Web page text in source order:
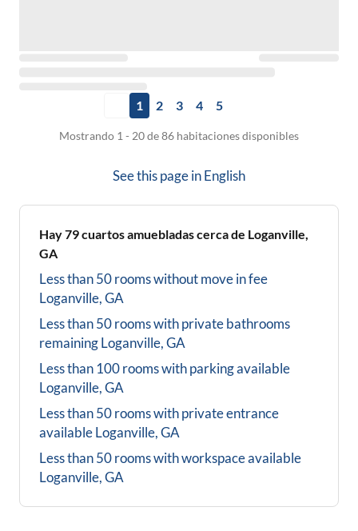
1 2 3 4 5
Mostrando 1 - 20 de 86 habitaciones disponibles
See this page inEnglish
Hay79cuartos amuebladas cerca de Loganville,
GA
Less than 50 rooms without move in fee
Loganville, GA
Less than 50 rooms with private bathrooms
remainingLoganville, GA
Less than 100 rooms with parking available
Loganville, GA
Less than 50 rooms with private entrance
availableLoganville, GA
Less than 50 rooms with workspace available
Loganville, GA